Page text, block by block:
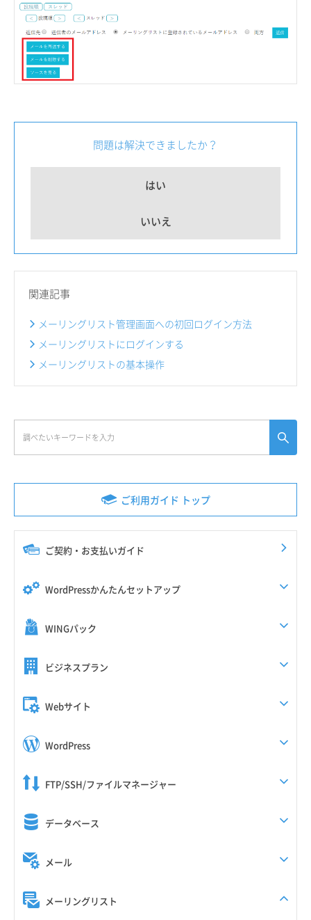
ご利用ガイド トップ
ご契約・お支払いガイド
WordPressかんたんセットアップ
WINGパック
ビジネスプラン
Webサイト
WordPress
FTP/SSH/ファイルマネージャー
データベース
メール
メーリングリスト
問題は解決できましたか？
はい
いいえ
関連記事
メーリングリスト管理画面への初回ログイン方法
メーリングリストにログインする
メーリングリストの基本操作